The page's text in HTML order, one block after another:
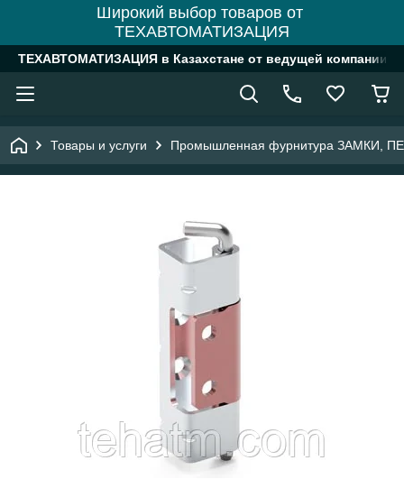
Широкий выбор товаров от
ТЕХАВТОМАТИЗАЦИЯ
ТЕХАВТОМАТИЗАЦИЯ в Казахстане от ведущей компании
Товары и услуги Промышленная фурнитура ЗАМКИ,